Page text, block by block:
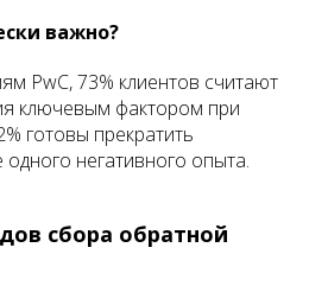
важно?
PwC, 73% клиентов считают
ключевым фактором при
готовы прекратить
негативного опыта.
сбора обратной